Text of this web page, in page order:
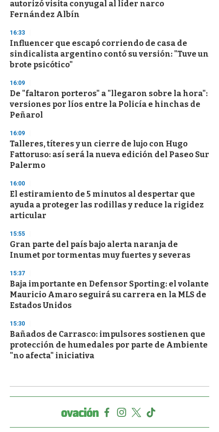
f
3
s
e
c
o
n
s
autorizó visita conyugal al líder narco
Fernández Albín
16:33
Influencer que escapó corriendo de casa de
sindicalista argentino contó su versión: "Tuve un
brote psicótico"
16:09
De "faltaron porteros" a "llegaron sobre la hora":
versiones por líos entre la Policía e hinchas de
Peñarol
16:09
Talleres, títeres y un cierre de lujo con Hugo
Fattoruso: así será la nueva edición del Paseo Sur
Palermo
16:00
El estiramiento de 5 minutos al despertar que
ayuda a proteger las rodillas y reduce la rigidez
articular
15:55
Gran parte del país bajo alerta naranja de
Inumet por tormentas muy fuertes y severas
15:37
Baja importante en Defensor Sporting: el volante
Mauricio Amaro seguirá su carrera en la MLS de
Estados Unidos
15:30
Bañados de Carrasco: impulsores sostienen que
protección de humedales por parte de Ambiente
"no afecta" iniciativa